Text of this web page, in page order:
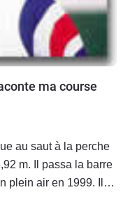
course
au saut à la perche
m. Il passa la barre
plein air en 1999. Il